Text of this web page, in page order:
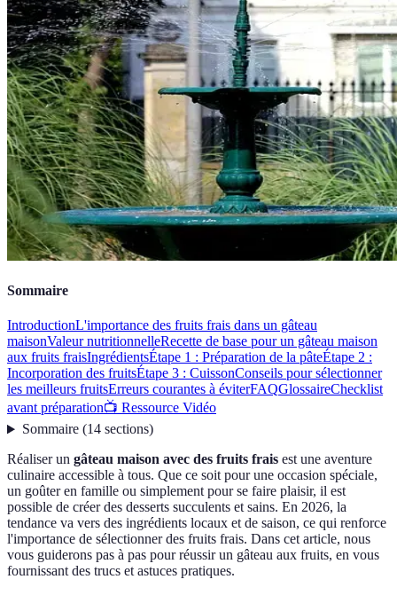
Sommaire
IntroductionL'importance des fruits frais dans un gâteau
maisonValeur nutritionnelleRecette de base pour un gâteau maison
aux fruits fraisIngrédientsÉtape 1 : Préparation de la pâteÉtape 2 :
Incorporation des fruitsÉtape 3 : CuissonConseils pour sélectionner
les meilleurs fruitsErreurs courantes à éviterFAQGlossaireChecklist
avant préparation📺 Ressource Vidéo
Sommaire(14 sections)
Réaliser un gâteau maison avec des fruits frais est une aventure
culinaire accessible à tous. Que ce soit pour une occasion spéciale,
un goûter en famille ou simplement pour se faire plaisir, il est
possible de créer des desserts succulents et sains. En 2026, la
tendance va vers des ingrédients locaux et de saison, ce qui renforce
l'importance de sélectionner des fruits frais. Dans cet article, nous
vous guiderons pas à pas pour réussir un gâteau aux fruits, en vous
fournissant des trucs et astuces pratiques.